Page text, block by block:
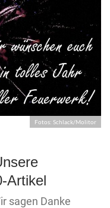
Fotos: Schlack/Molitor
Artikel
sagen Danke